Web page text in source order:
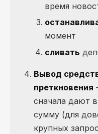
время
момент
сливать
Вывод
преткновения
сначала дают
сумму (для
крупных